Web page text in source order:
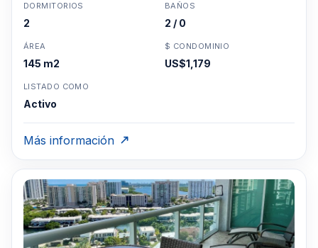
DORMITORIOS
2
BAÑOS
2 / 0
ÁREA
145 m2
$ CONDOMINIO
US$1,179
LISTADO COMO
Activo
Más información